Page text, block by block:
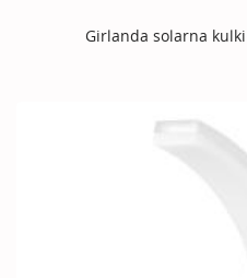
Girlanda solarna kulki